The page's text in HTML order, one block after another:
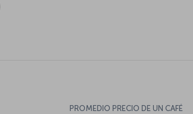
PROMEDIO PRECIO DE UN CAFÉ